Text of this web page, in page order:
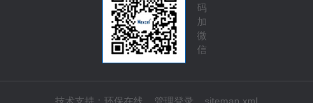
码
加
微
信